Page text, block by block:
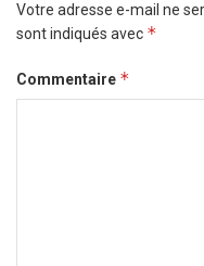
Votre adresse e-mail ne
sont indiqués avec *
Commentaire *